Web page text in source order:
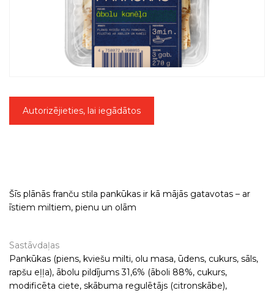
Autorizējieties, lai iegādātos
Šīs plānās franču stila pankūkas ir kā mājās gatavotas – ar
īstiem miltiem, pienu un olām
Sastāvdaļas
Pankūkas (piens, kviešu milti, olu masa, ūdens, cukurs, sāls,
rapšu eļļa), ābolu pildījums 31,6% (āboli 88%, cukurs,
modificēta ciete, skābuma regulētājs (citronskābe),